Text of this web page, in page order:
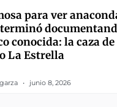
para ver
conocida: la caza
La Estrella
junio 8, 2026